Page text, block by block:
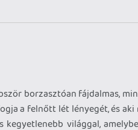
borzasztóan fájdalmas,
a felnőtt lét lényegét, és aki
világgal,